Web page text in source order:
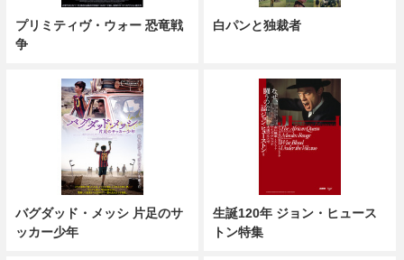
プリミティヴ・ウォー 恐竜戦
争
白パンと独裁者
バグダッド・メッシ 片足のサ
ッカー少年
生誕120年 ジョン・ヒュース
トン特集